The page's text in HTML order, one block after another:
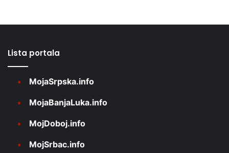
Lista portala
MojaSrpska.info
MojaBanjaLuka.info
MojDoboj.info
MojSrbac.info